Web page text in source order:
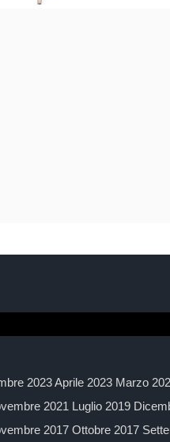
2023 Aprile 2023 Marzo
2021 Luglio 2019
2017 Ottobre 2017